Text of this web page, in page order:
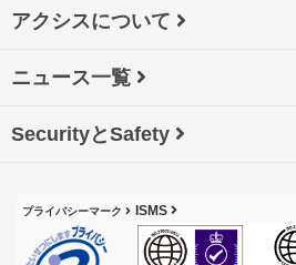
アクシスについて
ニュース一覧
SecurityとSafety
プライバシーマーク ISMS